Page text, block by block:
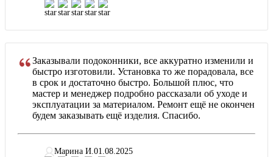
Заказывали подоконники, все аккуратно изменили и
быстро изготовили. Установка то же порадовала, все
в срок и достаточно быстро. Большой плюс, что
мастер и менеджер подробно рассказали об уходе и
эксплуатации за материалом. Ремонт ещё не окончен
будем заказывать ещё изделия. Спасибо.
Марина И. 01.08.2025